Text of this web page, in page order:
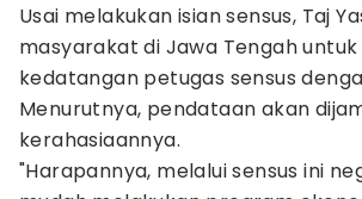
Usai melakukan isian sensus, Taj
masyarakat di Jawa Tengah
kedatangan petugas sensus
Menurutnya, pendataan akan
kerahasiaannya.
"Harapannya, melalui sensus ini